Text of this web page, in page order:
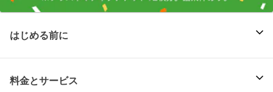
はじめる前に
料金とサービス